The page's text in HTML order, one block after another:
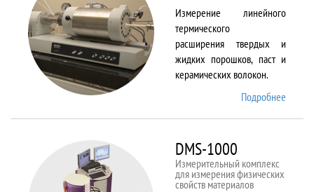
Измерение линейного
термического
расширения твердых и
жидких порошков, паст и
керамических волокон.
Подробнее
DMS-1000
Измерительный комплекс
для измерения физических
свойств материалов